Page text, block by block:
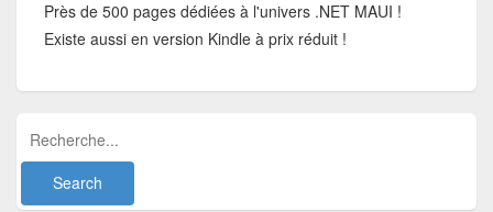
Près de 500 pages dédiées à l'univers .NET MAUI !
Existe aussi en version Kindle à prix réduit !